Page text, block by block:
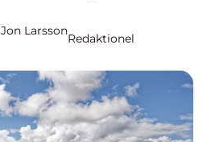
Jon Larsson
Redaktionel